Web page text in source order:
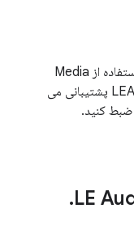
ضبط کننده رسانه: هنگام ضبط صدا با استفاده از Media
Recorder، اگر بلوتوث قابل شنیدن از LEA پشتیبانی می
ضبط کنید.
.